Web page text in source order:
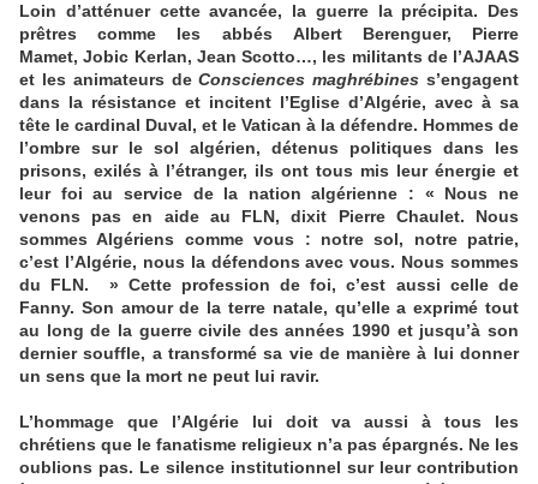
Loin d’atténuer cette avancée, la guerre la précipita. Des
prêtres comme les abbés Albert Berenguer, Pierre
Mamet, Jobic Kerlan, Jean Scotto…, les militants de l’AJAAS
et les animateurs deConsciences maghrébines s’engagent
dans la résistance et incitent l’Eglise d’Algérie, avec à sa
tête le cardinal Duval, et le Vatican à la défendre. Hommes de
l’ombre sur le sol algérien, détenus politiques dans les
prisons, exilés à l’étranger, ils ont tous mis leur énergie et
leur foi au service de la nation algérienne : « Nous ne
venons pas en aide au FLN, dixit Pierre Chaulet. Nous
sommes Algériens comme vous : notre sol, notre patrie,
c’est l’Algérie, nous la défendons avec vous. Nous sommes
du FLN. » Cette profession de foi, c’est aussi celle de
Fanny. Son amour de la terre natale, qu’elle a exprimé tout
au long de la guerre civile des années 1990 et jusqu’à son
dernier souffle, a transformé sa vie de manière à lui donner
un sens que la mort ne peut lui ravir.
L’hommage que l’Algérie lui doit va aussi à tous les
chrétiens que le fanatisme religieux n’a pas épargnés. Ne les
oublions pas. Le silence institutionnel sur leur contribution